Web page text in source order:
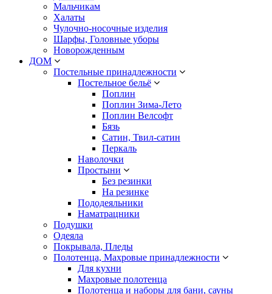
Мальчикам
Халаты
Чулочно-носочные изделия
Шарфы, Головные уборы
Новорожденным
ДОМ
Постельные принадлежности
Постельное бельё
Поплин
Поплин Зима-Лето
Поплин Велсофт
Бязь
Сатин, Твил-сатин
Перкаль
Наволочки
Простыни
Без резинки
На резинке
Пододеяльники
Наматрацники
Подушки
Одеяла
Покрывала, Пледы
Полотенца, Махровые принадлежности
Для кухни
Махровые полотенца
Полотенца и наборы для бани, сауны